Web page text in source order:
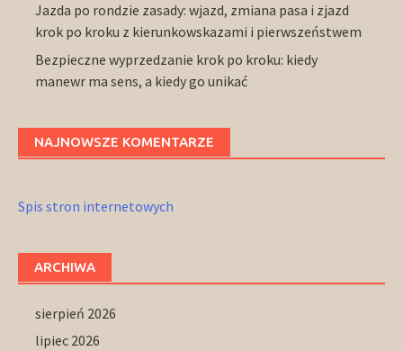
Jazda po rondzie zasady: wjazd, zmiana pasa i zjazd
krok po kroku z kierunkowskazami i pierwszeństwem
Bezpieczne wyprzedzanie krok po kroku: kiedy
manewr ma sens, a kiedy go unikać
NAJNOWSZE KOMENTARZE
Spis stron internetowych
ARCHIWA
sierpień 2026
lipiec 2026